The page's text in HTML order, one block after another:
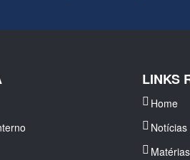
LINKS
Home
Notícias